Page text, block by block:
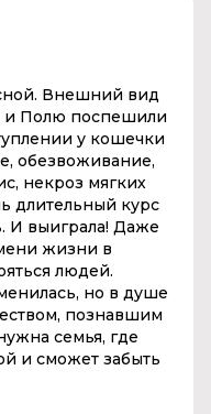
Внешний вид
и Полю поспешили
у кошечки
обезвоживание,
некроз мягких
длительный курс
И выиграла! Даже
жизни в
людей.
но в душе
познавшим
семья, где
и сможет забыть